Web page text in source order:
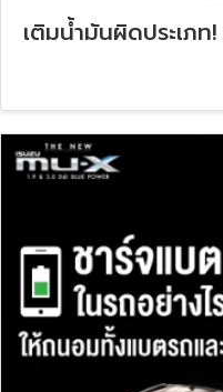
เติมน้ำมันผิดประเภท